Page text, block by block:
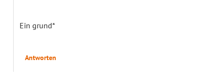
Ein grund*
Antworten